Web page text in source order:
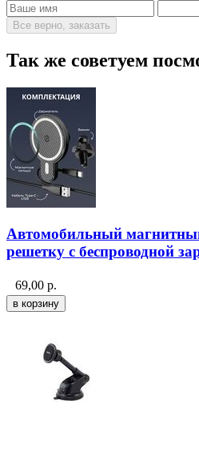
Все верно, заказать
Так же советуем
Автомобильный
решетку с беспроводной
69,00 р.